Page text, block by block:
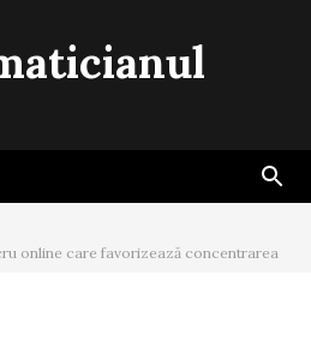
online care favorizează concentrarea